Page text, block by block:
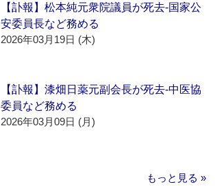
【訃報】松本純元衆院議員が死去‐国家公
安委員長など務める
2026年03月19日 (木)
【訃報】漆畑日薬元副会長が死去‐中医協
委員など務める
2026年03月09日 (月)
もっと見る »